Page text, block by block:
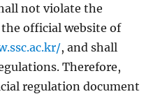
not violate the
official website of
, and shall
Therefore,
regulation document